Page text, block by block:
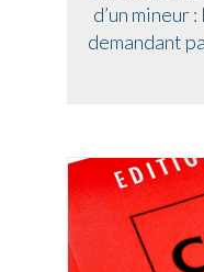
d’un mineur
demandant